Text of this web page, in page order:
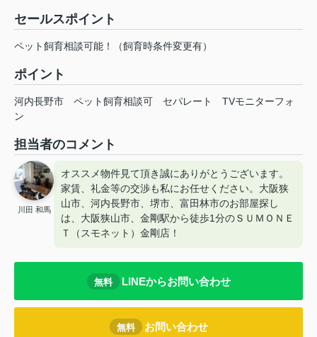
セールスポイント
ペット飼育相談可能！（飼育時条件変更有）
ポイント
河内長野市 ペット飼育相談可 セパレート
TVモニターフォ
ン
担当者のコメント
川田 和馬
オススメ物件見て頂き誠にありがとうございます。
家賃、礼金等の交渉も私にお任せください。大阪狭
山市、河内長野市、堺市、富田林市のお部屋探し
は、大阪狭山市、金剛駅から徒歩1分のＳＵＭＯＮＥ
Ｔ（スモネット）金剛店！
無料 LINEからお問い合わせ
無料 お問い合わせ